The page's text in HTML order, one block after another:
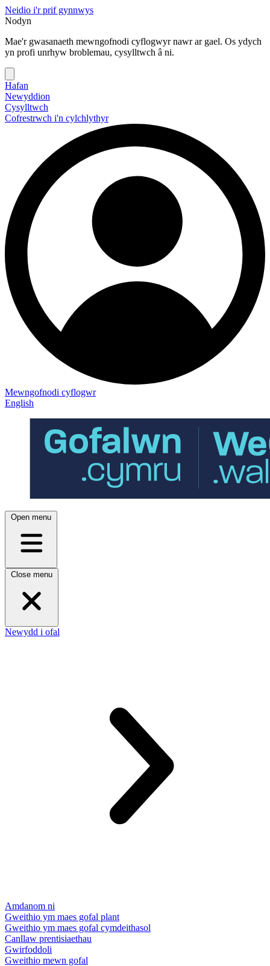
Neidio i'r prif gynnwys
Nodyn
Mae'r gwasanaeth mewngofnodi cyflogwyr nawr ar gael. Os ydych
yn profi unrhyw broblemau, cysylltwch â ni.
Hafan
Newyddion
Cysylltwch
Cofrestrwch i'n cylchlythyr
Mewngofnodi cyflogwr
English
Open menu
Close menu
Newydd i ofal
Amdanom ni
Gweithio ym maes gofal plant
Gweithio ym maes gofal cymdeithasol
Canllaw prentisiaethau
Gwirfoddoli
Gweithio mewn gofal